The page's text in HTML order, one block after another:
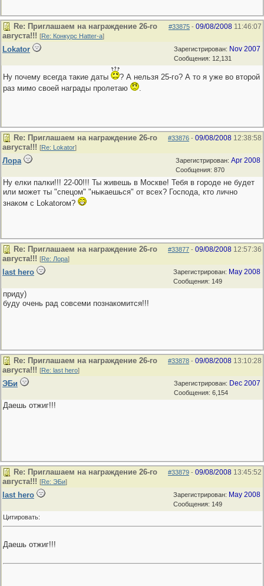
#33875 - 09/08/2008 11:46:07
Re: Приглашаем на награждение 26-го
августа!!! [Re: Конкурс Hatter-a]
Зарегистрирован: Nov 2007
Сообщения: 12,131
Lokator
Ну почему всегда такие даты
? А нельзя 25-го? А то я уже во второй
раз мимо своей награды пролетаю
.
#33876 - 09/08/2008 12:38:58
Re: Приглашаем на награждение 26-го
августа!!! [Re: Lokator]
Зарегистрирован: Apr 2008
Сообщения: 870
Лора
Ну елки палки!!! 22-00!!! Ты живешь в Москве! Тебя в городе не будет
или может ты "спецом" "ныкаешься" от всех? Господа, кто лично
знаком с Lokatorом?
#33877 - 09/08/2008 12:57:36
Re: Приглашаем на награждение 26-го
августа!!! [Re: Лора]
Зарегистрирован: May 2008
Сообщения: 149
last hero
приду)
буду очень рад совсеми познакомится!!!
#33878 - 09/08/2008 13:10:28
Re: Приглашаем на награждение 26-го
августа!!! [Re: last hero]
Зарегистрирован: Dec 2007
Сообщения: 6,154
ЭБи
Даешь отжиг!!!
#33879 - 09/08/2008 13:45:52
Re: Приглашаем на награждение 26-го
августа!!! [Re: ЭБи]
Зарегистрирован: May 2008
Сообщения: 149
last hero
Цитировать:
Даешь отжиг!!!